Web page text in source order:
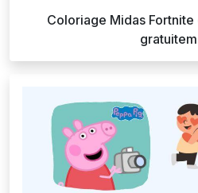
Coloriage Midas